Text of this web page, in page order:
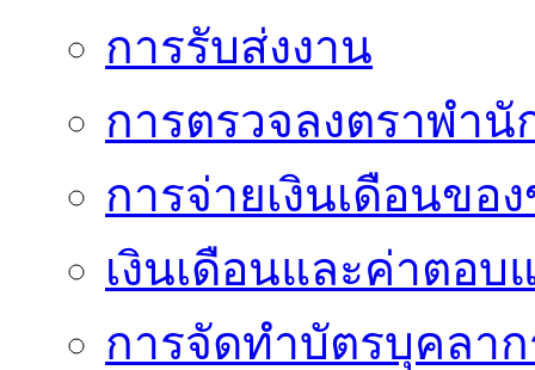
การรับส่งงาน
การตรวจลงตราพำ
การจ่ายเงินเดือนขอ
เงินเดือนและค่าตอบ
การจัดทำบัตรบุคลา